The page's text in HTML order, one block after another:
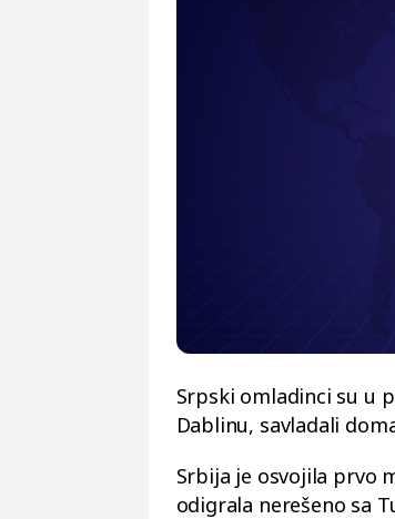
Srpski omladinci su u
Dablinu, savladali
Srbija je osvojila prvo
odigrala nerešeno sa